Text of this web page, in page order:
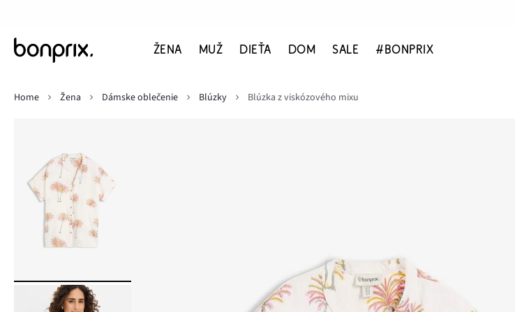
ŽENA MUŽ DIEŤA DOM SALE #BONPRIX
Home
Žena Dámske oblečenie Blúzky Blúzka z viskózového mixu